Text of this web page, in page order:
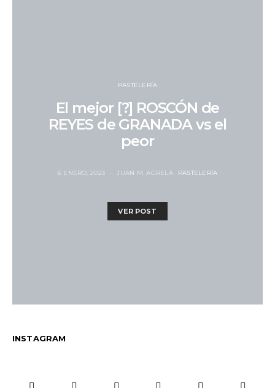
PASTELERÍA
El mejor [?] ROSCÓN de
REYES de GRANADA vs el
peor
6 ENERO, 2023 JUAN M. AGRELA PASTELERÍA
VER POST
INSTAGRAM